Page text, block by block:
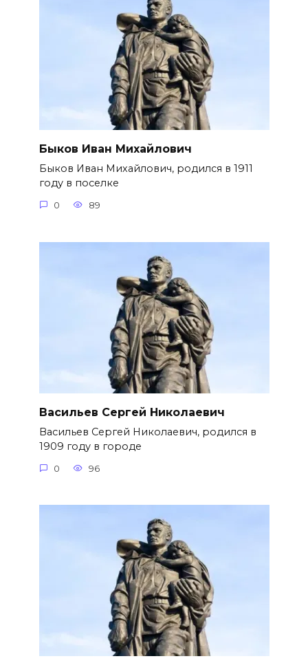
Быков Иван Михайлович
Быков Иван Михайлович, родился в 1911
году в поселке
0 89
Васильев Сергей Николаевич
Васильев Сергей Николаевич, родился в
1909 году в городе
0 96